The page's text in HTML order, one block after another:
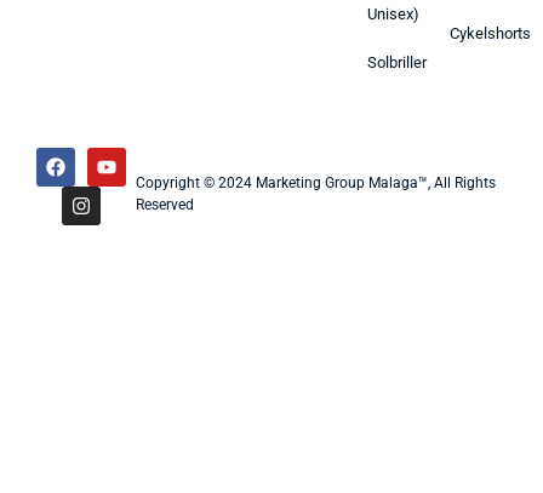
Unisex)
Solbriller
Cykelshorts
Copyright © 2024 Marketing Group Malaga™, All Rights
Reserved